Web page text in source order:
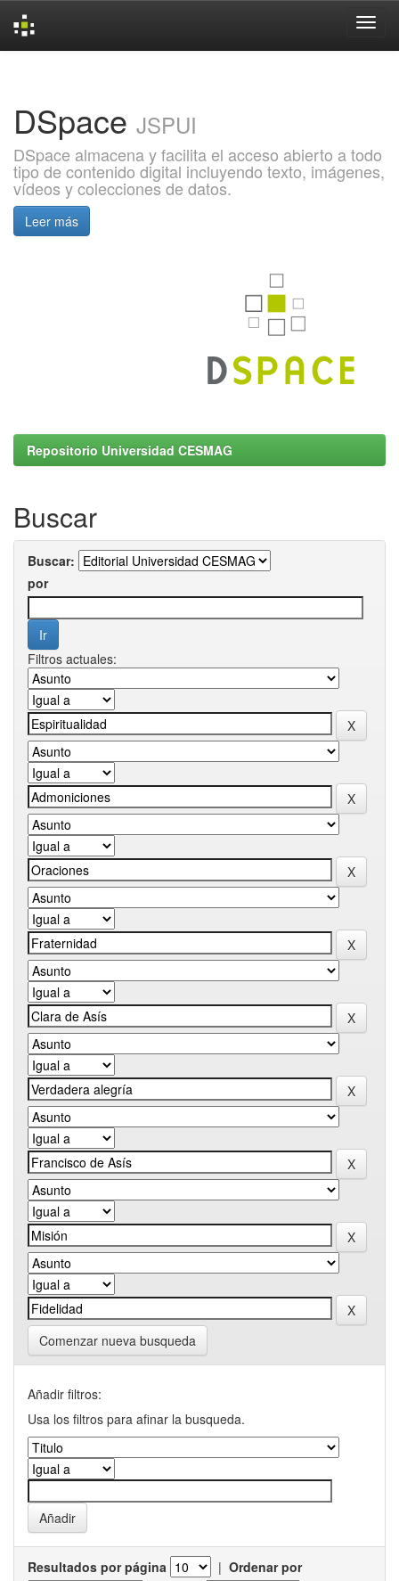
DSpace JSPUI
DSpace almacena y facilita el acceso abierto a todo
tipo de contenido digital incluyendo texto, imágenes,
vídeos y colecciones de datos.
Leer más
Repositorio Universidad CESMAG
Buscar
Buscar:
por
Filtros actuales:
Comenzar nueva busqueda
Añadir filtros:
Usa los filtros para afinar la busqueda.
Resultados por página | Ordenar por